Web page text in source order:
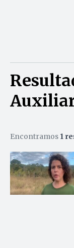
Encontramos 1